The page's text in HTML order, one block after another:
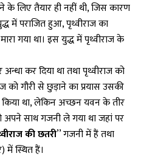
के लिए तैयार ही नहीं थी, जिस कारण
में पराजित हुआ, पृथ्वीराज का
गया था। इस युद्ध में पृथ्वीराज के
कर दिया था तथा पृथ्वीराज को
को गौरी से छुड़ाने का प्रयास उसकी
था, लेकिन अच्छन यवन के तीर
अपने साथ गजनी ले गया था जहां पर
की छतरी’’ गजनी में हैं तथा
में स्थित हैं।